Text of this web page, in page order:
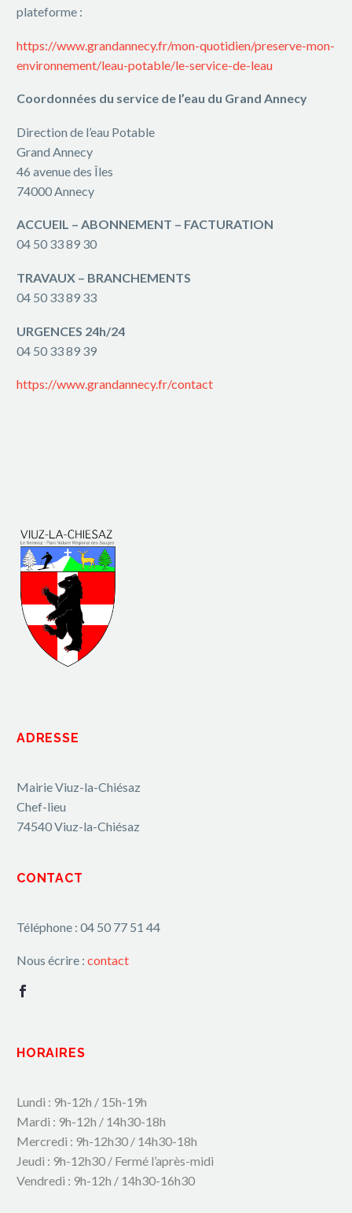
plateforme :
https://www.grandannecy.fr/mon-quotidien/preserve-mon-
environnement/leau-potable/le-service-de-leau
Coordonnées du service de l’eau du Grand Annecy
Direction de l’eau Potable
Grand Annecy
46 avenue des Îles
74000 Annecy
ACCUEIL – ABONNEMENT – FACTURATION
04 50 33 89 30
TRAVAUX – BRANCHEMENTS
04 50 33 89 33
URGENCES 24h/24
04 50 33 89 39
https://www.grandannecy.fr/contact
ADRESSE
Mairie Viuz-la-Chiésaz
Chef-lieu
74540 Viuz-la-Chiésaz
CONTACT
Téléphone : 04 50 77 51 44
Nous écrire : contact
HORAIRES
Lundi : 9h-12h / 15h-19h
Mardi : 9h-12h / 14h30-18h
Mercredi : 9h-12h30 / 14h30-18h
Jeudi : 9h-12h30 / Fermé l’après-midi
Vendredi : 9h-12h / 14h30-16h30